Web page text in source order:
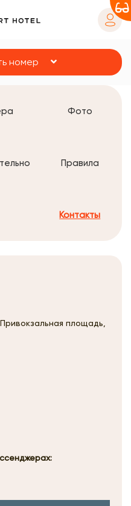
номер
Фото
Правила
Контакты
площадь,